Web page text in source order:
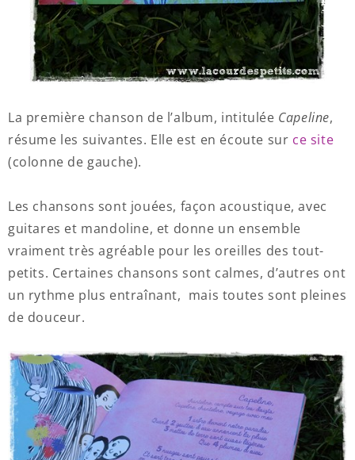
La première chanson de l’album, intitulée Capeline,
résume les suivantes. Elle est en écoute sur ce site
(colonne de gauche).
Les chansons sont jouées, façon acoustique, avec
guitares et mandoline, et donne un ensemble
vraiment très agréable pour les oreilles des tout-
petits. Certaines chansons sont calmes, d’autres ont
un rythme plus entraînant, mais toutes sont pleines
de douceur.